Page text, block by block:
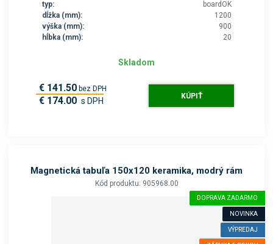
typ:
boardOK
dĺžka (mm):
1200
výška (mm):
900
hĺbka (mm):
20
Skladom
€ 141.50 bez DPH
€ 174.00 s DPH KÚPIŤ
Magnetická tabuľa 150x120 keramika, modrý rám
Kód produktu: 905968.00
DOPRAVA ZADARMO
NOVINKA
VÝPREDAJ